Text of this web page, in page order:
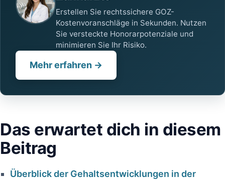
Erstellen Sie rechtssichere GOZ-
Kostenvoranschläge in Sekunden. Nutzen
Sie versteckte Honorarpotenziale und
minimieren Sie Ihr Risiko.
Mehr erfahren →
Das‍ erwartet dich in diesem
‌Beitrag
Überblick ⁤der Gehaltsentwicklungen​ in der